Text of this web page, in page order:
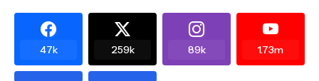
47k 259k 89k 1.73m